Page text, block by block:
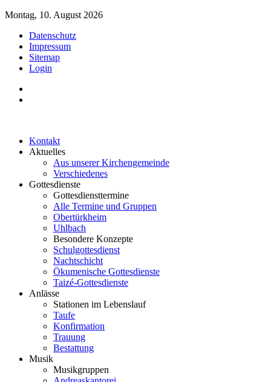
Montag, 10. August 2026
Datenschutz
Impressum
Sitemap
Login
Kontakt
Aktuelles
Aus unserer Kirchengemeinde
Verschiedenes
Gottesdienste
Gottesdiensttermine
Alle Termine und Gruppen
Obertürkheim
Uhlbach
Besondere Konzepte
Schulgottesdienst
Nachtschicht
Ökumenische Gottesdienste
Taizé-Gottesdienste
Anlässe
Stationen im Lebenslauf
Taufe
Konfirmation
Trauung
Bestattung
Musik
Musikgruppen